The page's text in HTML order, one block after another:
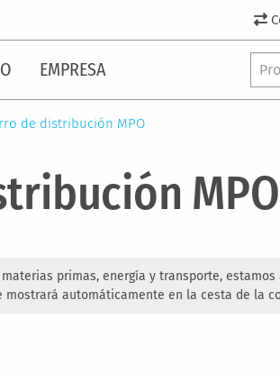
EMPRESA
de distribución MPO
MPO
primas, energía y transporte,
mostrará automáticamente en la cesta de la